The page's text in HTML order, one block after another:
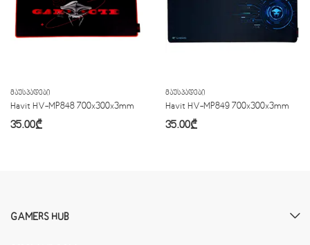
ᲛᲐᲣᲡᲞᲐᲓᲔᲑᲘ
Havit HV-MP848 700x300x3mm
35.00₾
ᲛᲐᲣᲡᲞᲐᲓᲔᲑᲘ
Havit HV-MP849 700x300x3mm
35.00₾
GAMERS HUB